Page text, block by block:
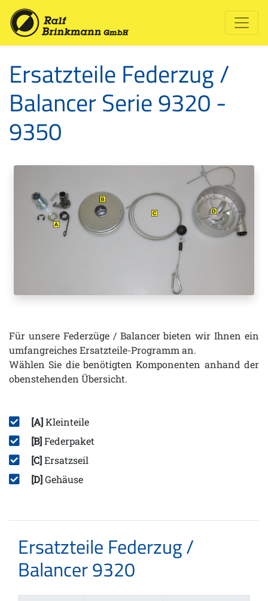
Ersatzteile Federzug /
Balancer Serie 9320 -
9350
Für unsere Federzüge / Balancer bieten wir Ihnen ein
umfangreiches Ersatzteile-Programm an.
Wählen Sie die benötigten Komponenten anhand der
obenstehenden Übersicht.
[A]Kleinteile
[B]Federpaket
[C]Ersatzseil
[D]Gehäuse
Ersatzteile Federzug /
Balancer 9320